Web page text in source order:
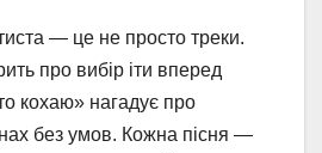
— це не просто треки.
про вибір іти вперед
кохаю» нагадує про
без умов. Кожна пісня —